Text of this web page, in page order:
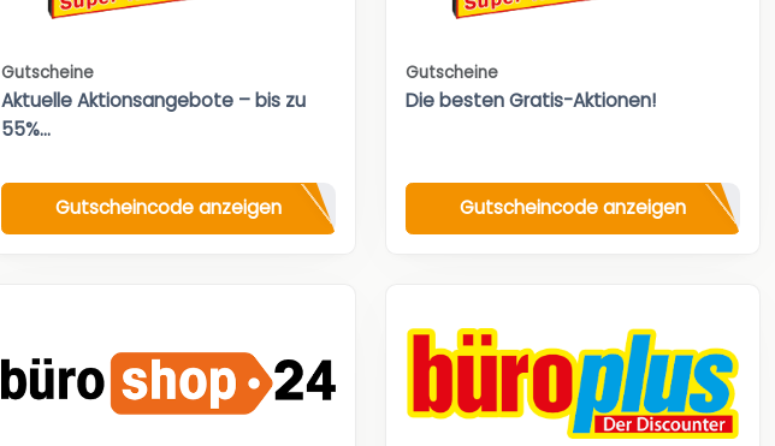
Gutscheine
Aktuelle Aktionsangebote – bis zu
55%...
Gutscheincode anzeigen
Gutscheine
Die besten Gratis-Aktionen!
Gutscheincode anzeigen